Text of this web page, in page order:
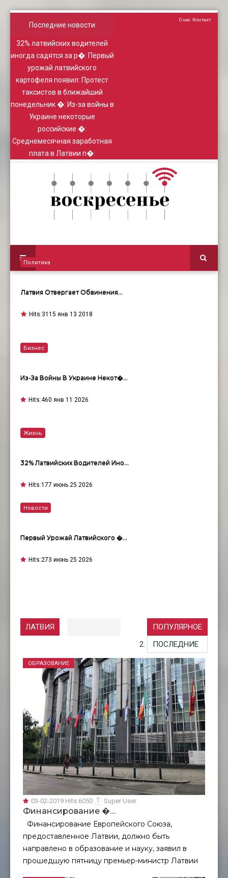
Последние новости
32% латвийских водителей
иногда садятся за р�: Первый
урожай латвийского
картофеля появил: Протест
таксистов в ближайший
понедельник �: Из-за войны в
Украине некоторые
российские �:
Среднемесячная заработная
плата в Латвии п�:
О нас Контакт
Латвия Отвергает Обвинения…
Hits:3115 янв 13 2018
Политика
Из-За Войны В Украине Некот�…
Hits:460 янв 11 2026
Бизнес
32% Латвийских Водителей Ино…
Hits:177 июнь 25 2026
Жизнь
Первый Урожай Латвийского �…
Hits:273 июнь 25 2026
Новости
ЛАТВИЯ
ПОПУЛЯРНОЕ
ПОСЛЕДНИЕ
03-02-2019 Hits:6050
ОБРАЗОВАНИЕ
Super User
Финансирование �…
Финансирование Европейского Союза,
предоставленное Латвии, должно быть
направлено в образование и науку, заявил в
прошедшую пятницу премьер-министр Латвии